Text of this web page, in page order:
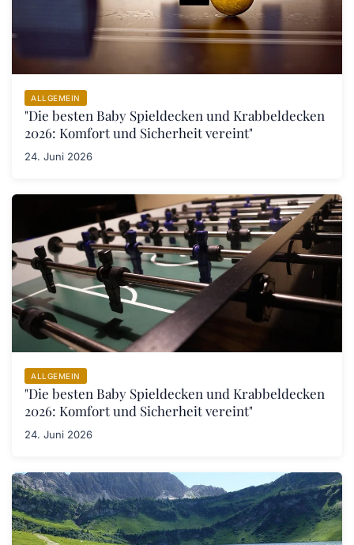
ALLGEMEIN
"Die besten Baby Spieldecken und Krabbeldecken
2026: Komfort und Sicherheit vereint"
24. Juni 2026
ALLGEMEIN
"Die besten Baby Spieldecken und Krabbeldecken
2026: Komfort und Sicherheit vereint"
24. Juni 2026